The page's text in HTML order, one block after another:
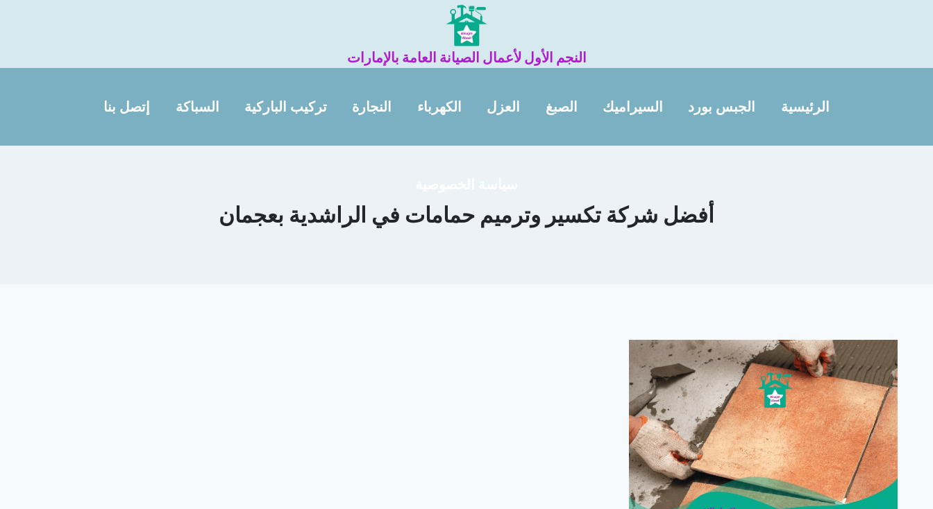
النجم الأول لأعمال الصيانة العامة بالإمارات
الرئيسية الجبس بورد السيراميك الصبغ العزل الكهرباء النجارة تركيب الباركية السباكة إتصل بنا
أفضل شركة تكسير وترميم حمامات في الراشدية بعجمان